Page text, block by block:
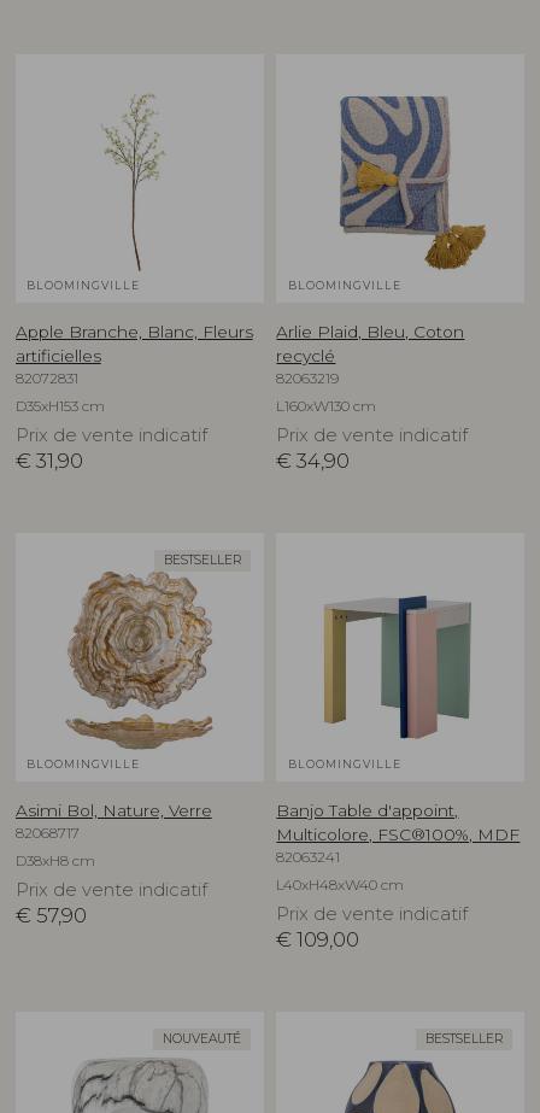
BLOOMINGVILLE
Apple Branche, Blanc, Fleurs
artificielles
82072831
D35xH153 cm
Prix de vente indicatif
€ 31,90
BLOOMINGVILLE
Arlie Plaid, Bleu, Coton
recyclé
82063219
L160xW130 cm
Prix de vente indicatif
€ 34,90
BESTSELLER
BLOOMINGVILLE
Asimi Bol, Nature, Verre
82068717
D38xH8 cm
Prix de vente indicatif
€ 57,90
BLOOMINGVILLE
Banjo Table d'appoint,
Multicolore, FSC®100%, MDF
82063241
L40xH48xW40 cm
Prix de vente indicatif
€ 109,00
NOUVEAUTÉ BESTSELLER